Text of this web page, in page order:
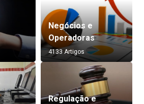
Negócios e
Operadoras
4133 Artigos
Regulação e